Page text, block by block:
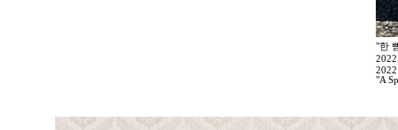
"한
"A